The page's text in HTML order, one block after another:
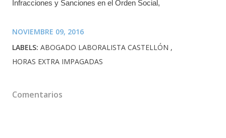
Infracciones y Sanciones en el Orden Social,
NOVIEMBRE 09, 2016
LABELS: ABOGADO LABORALISTA CASTELLÓN
HORAS EXTRA IMPAGADAS
Comentarios